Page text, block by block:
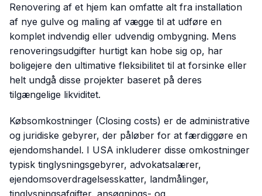
Renovering af et hjem kan omfatte alt fra installation
af nye gulve og maling af vægge til at udføre en
komplet indvendig eller udvendig ombygning. Mens
renoveringsudgifter hurtigt kan hobe sig op, har
boligejere den ultimative fleksibilitet til at forsinke eller
helt undgå disse projekter baseret på deres
tilgængelige likviditet.
Købsomkostninger (Closing costs) er de administrative
og juridiske gebyrer, der påløber for at færdiggøre en
ejendomshandel. I USA inkluderer disse omkostninger
typisk tinglysningsgebyrer, advokatsalærer,
ejendomsoverdragelsesskatter, landmålinger,
tinglysningsafgifter, ansøgnings- og